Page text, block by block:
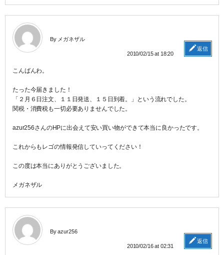
By メガネザル
2010/02/15 at 18:20
返信
こんばんわ。
たった今届きました！
「２月６日注文、１１日発送、１５日到着。」という流れでした。
関税・消費税も一切必要ありませんでした。
azur256さんのHPに出会えて安い買い物ができて本当に良かったです。
これからもレゴの情報発信していってください！
この度は本当にありがとうございました。
メガネザル
By azur256
2010/02/16 at 02:31
返信